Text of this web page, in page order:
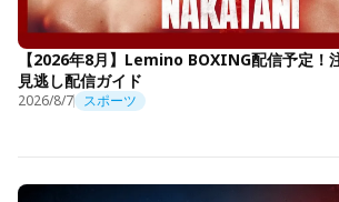
【2026年8月】Lemino BOXING配信予定！
見逃し配信ガイド
2026/8/7 スポーツ